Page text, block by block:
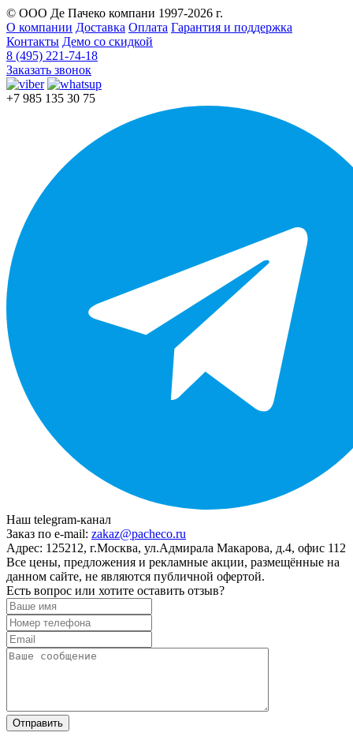
© ООО Де Пачеко компани 1997-2026 г.
О компании Доставка Оплата Гарантия и поддержка
Контакты Демо со скидкой
8 (495) 221-74-18
Заказать звонок
+7 985 135 30 75
Наш telegram-канал
Заказ по e-mail: zakaz@pacheco.ru
Адрес: 125212, г.Москва, ул.Адмирала Макарова, д.4, офис 112
Все цены, предложения и рекламные акции, размещённые на
данном сайте, не являются публичной офертой.
Есть вопрос или хотите оставить отзыв?